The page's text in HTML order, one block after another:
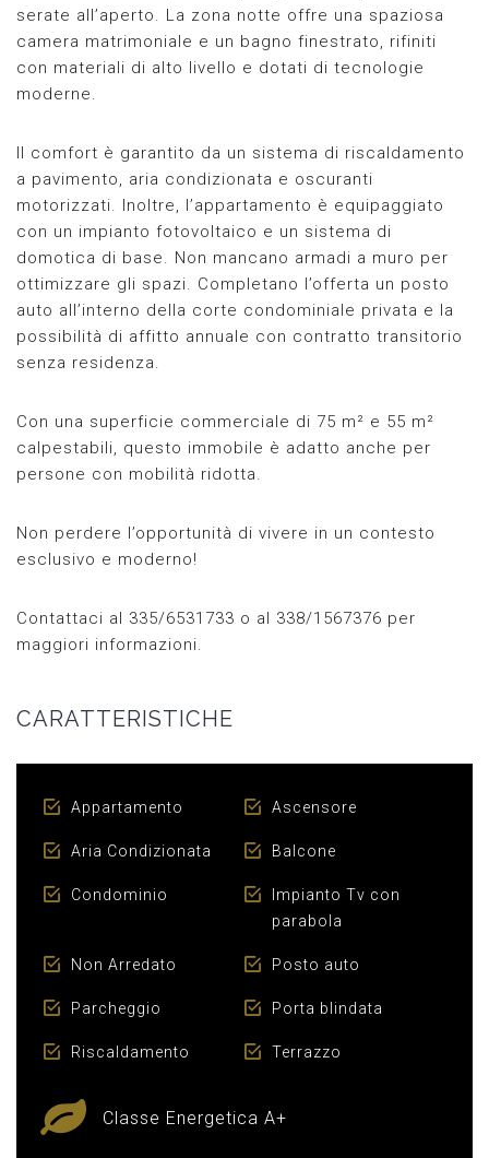
serate all’aperto. La zona notte offre una spaziosa
camera matrimoniale e un bagno finestrato, rifiniti
con materiali di alto livello e dotati di tecnologie
moderne.
Il comfort è garantito da un sistema di riscaldamento
a pavimento, aria condizionata e oscuranti
motorizzati. Inoltre, l’appartamento è equipaggiato
con un impianto fotovoltaico e un sistema di
domotica di base. Non mancano armadi a muro per
ottimizzare gli spazi. Completano l’offerta un posto
auto all’interno della corte condominiale privata e la
possibilità di affitto annuale con contratto transitorio
senza residenza.
Con una superficie commerciale di 75 m² e 55 m²
calpestabili, questo immobile è adatto anche per
persone con mobilità ridotta.
Non perdere l’opportunità di vivere in un contesto
esclusivo e moderno!
Contattaci al 335/6531733 o al 338/1567376 per
maggiori informazioni.
CARATTERISTICHE
Appartamento Ascensore
Aria Condizionata Balcone
Condominio
Impianto Tv con
parabola
Non Arredato Posto auto
Parcheggio Porta blindata
Riscaldamento Terrazzo
Classe Energetica A+